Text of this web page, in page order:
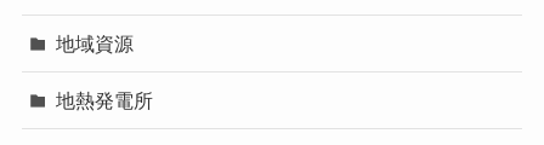
地域資源
地熱発電所